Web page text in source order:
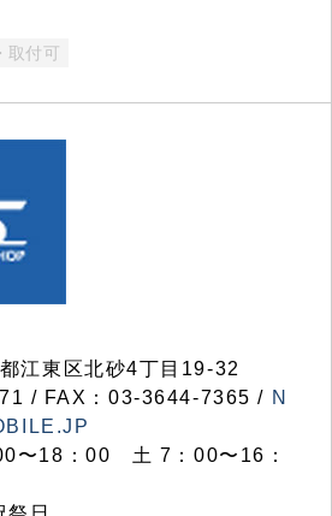
取付可
江東区北砂4丁目19-32
/ FAX：03-3644-7365 / N
〜18：00 土 7：00〜16：